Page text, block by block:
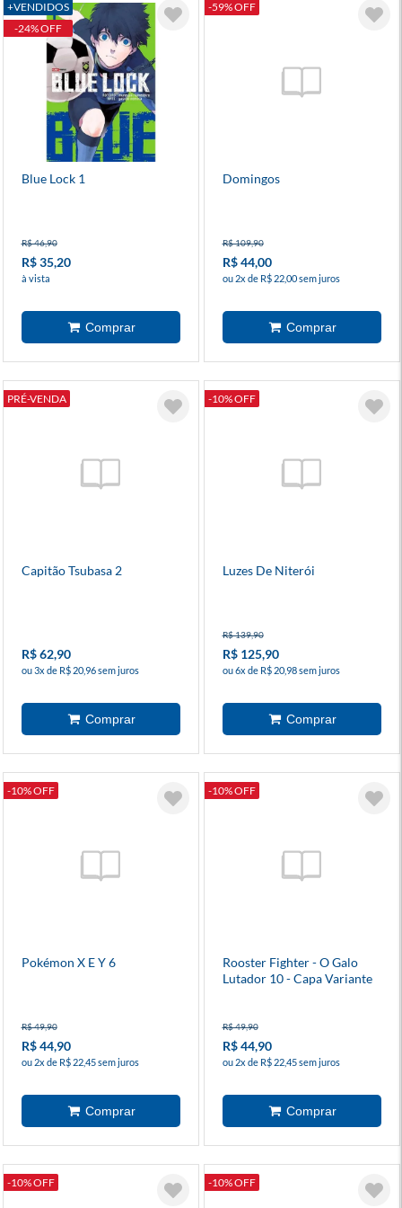
+VENDIDOS
-24% OFF
Blue Lock 1
R$ 46,90
R$ 35,20
à vista
-59% OFF
Domingos
R$ 109,90
R$ 44,00
ou 2x de R$ 22,00 sem juros
PRÉ-VENDA
Capitão Tsubasa 2
R$ 62,90
ou 3x de R$ 20,96 sem juros
-10% OFF
Luzes De Niterói
R$ 139,90
R$ 125,90
ou 6x de R$ 20,98 sem juros
-10% OFF
Pokémon X E Y 6
R$ 49,90
R$ 44,90
ou 2x de R$ 22,45 sem juros
-10% OFF
Rooster Fighter - O Galo
Lutador 10 - Capa Variante
R$ 49,90
R$ 44,90
ou 2x de R$ 22,45 sem juros
-10% OFF -10% OFF